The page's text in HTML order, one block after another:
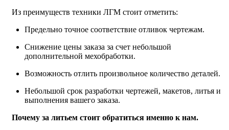
Из преимуществ техники ЛГМ стоит отметить:
Предельно точное соответствие отливок чертежам.
Снижение цены заказа за счет небольшой
дополнительной мехобработки.
Возможность отлить произвольное количество деталей.
Небольшой срок разработки чертежей, макетов, литья и
выполнения вашего заказа.
Почему за литьем стоит обратиться именно к нам.